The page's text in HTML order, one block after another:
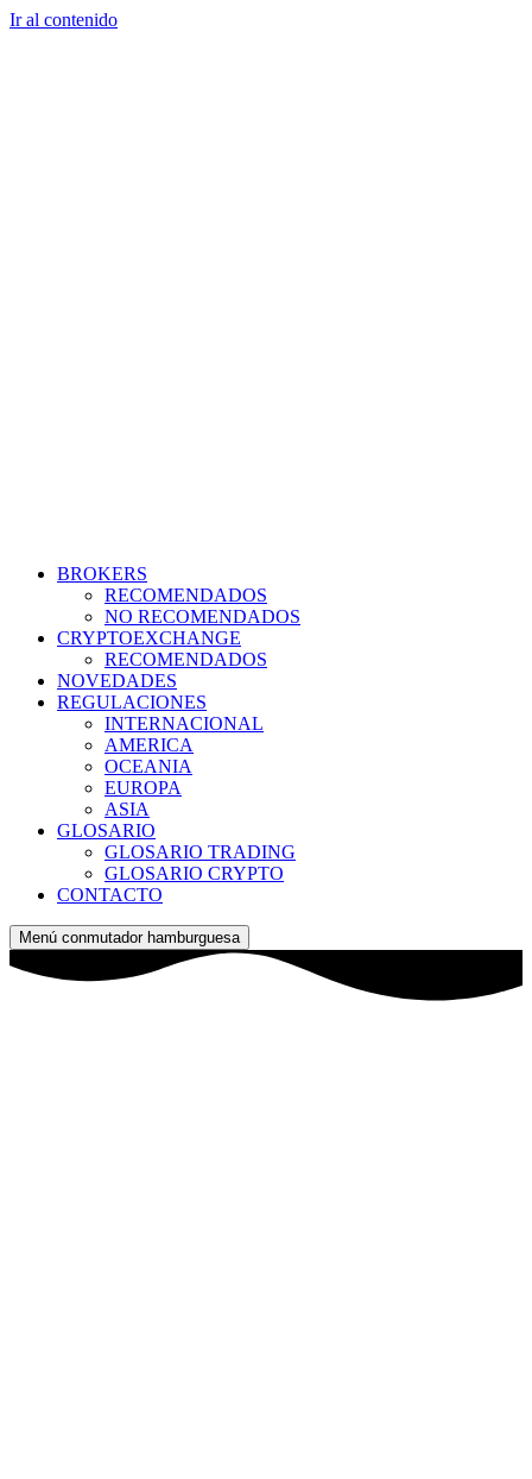
Ir al contenido
BROKERS
RECOMENDADOS
NO RECOMENDADOS
CRYPTOEXCHANGE
RECOMENDADOS
NOVEDADES
REGULACIONES
INTERNACIONAL
AMERICA
OCEANIA
EUROPA
ASIA
GLOSARIO
GLOSARIO TRADING
GLOSARIO CRYPTO
CONTACTO
Menú conmutador hamburguesa